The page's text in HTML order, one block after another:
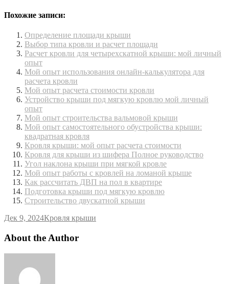
Похожие записи:
Определение площади крыши
Выбор типа кровли и расчет площади
Расчет кровли для четырехскатной крыши: мой личный
опыт
Мой опыт использования онлайн-калькулятора для
расчета кровли
Мой опыт расчета стоимости кровли
Устройство крыши под мягкую кровлю мой личный
опыт
Мой опыт строительства вальмовой крыши
Мой опыт самостоятельного обустройства крыши:
квадратная кровля
Кровля крыши: мой опыт расчета стоимости
Кровля для крыши из шифера Полное руководство
Угол наклона крыши при мягкой кровле
Мой опыт работы с кровлей на ломаной крыше
Как рассчитать ДВП на пол в квартире
Подготовка крыши под мягкую кровлю
Строительство двускатной крыши
Дек 9, 2024Кровля крыши
About the Author